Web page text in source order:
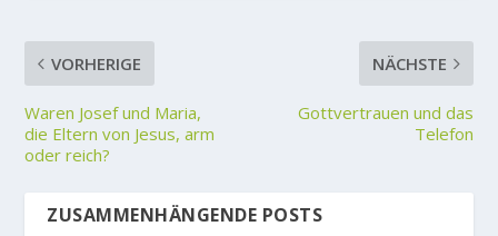
VORHERIGE
Waren Josef und Maria,
die Eltern von Jesus, arm
oder reich?
NÄCHSTE
Gottvertrauen und das
Telefon
ZUSAMMENHÄNGENDE POSTS